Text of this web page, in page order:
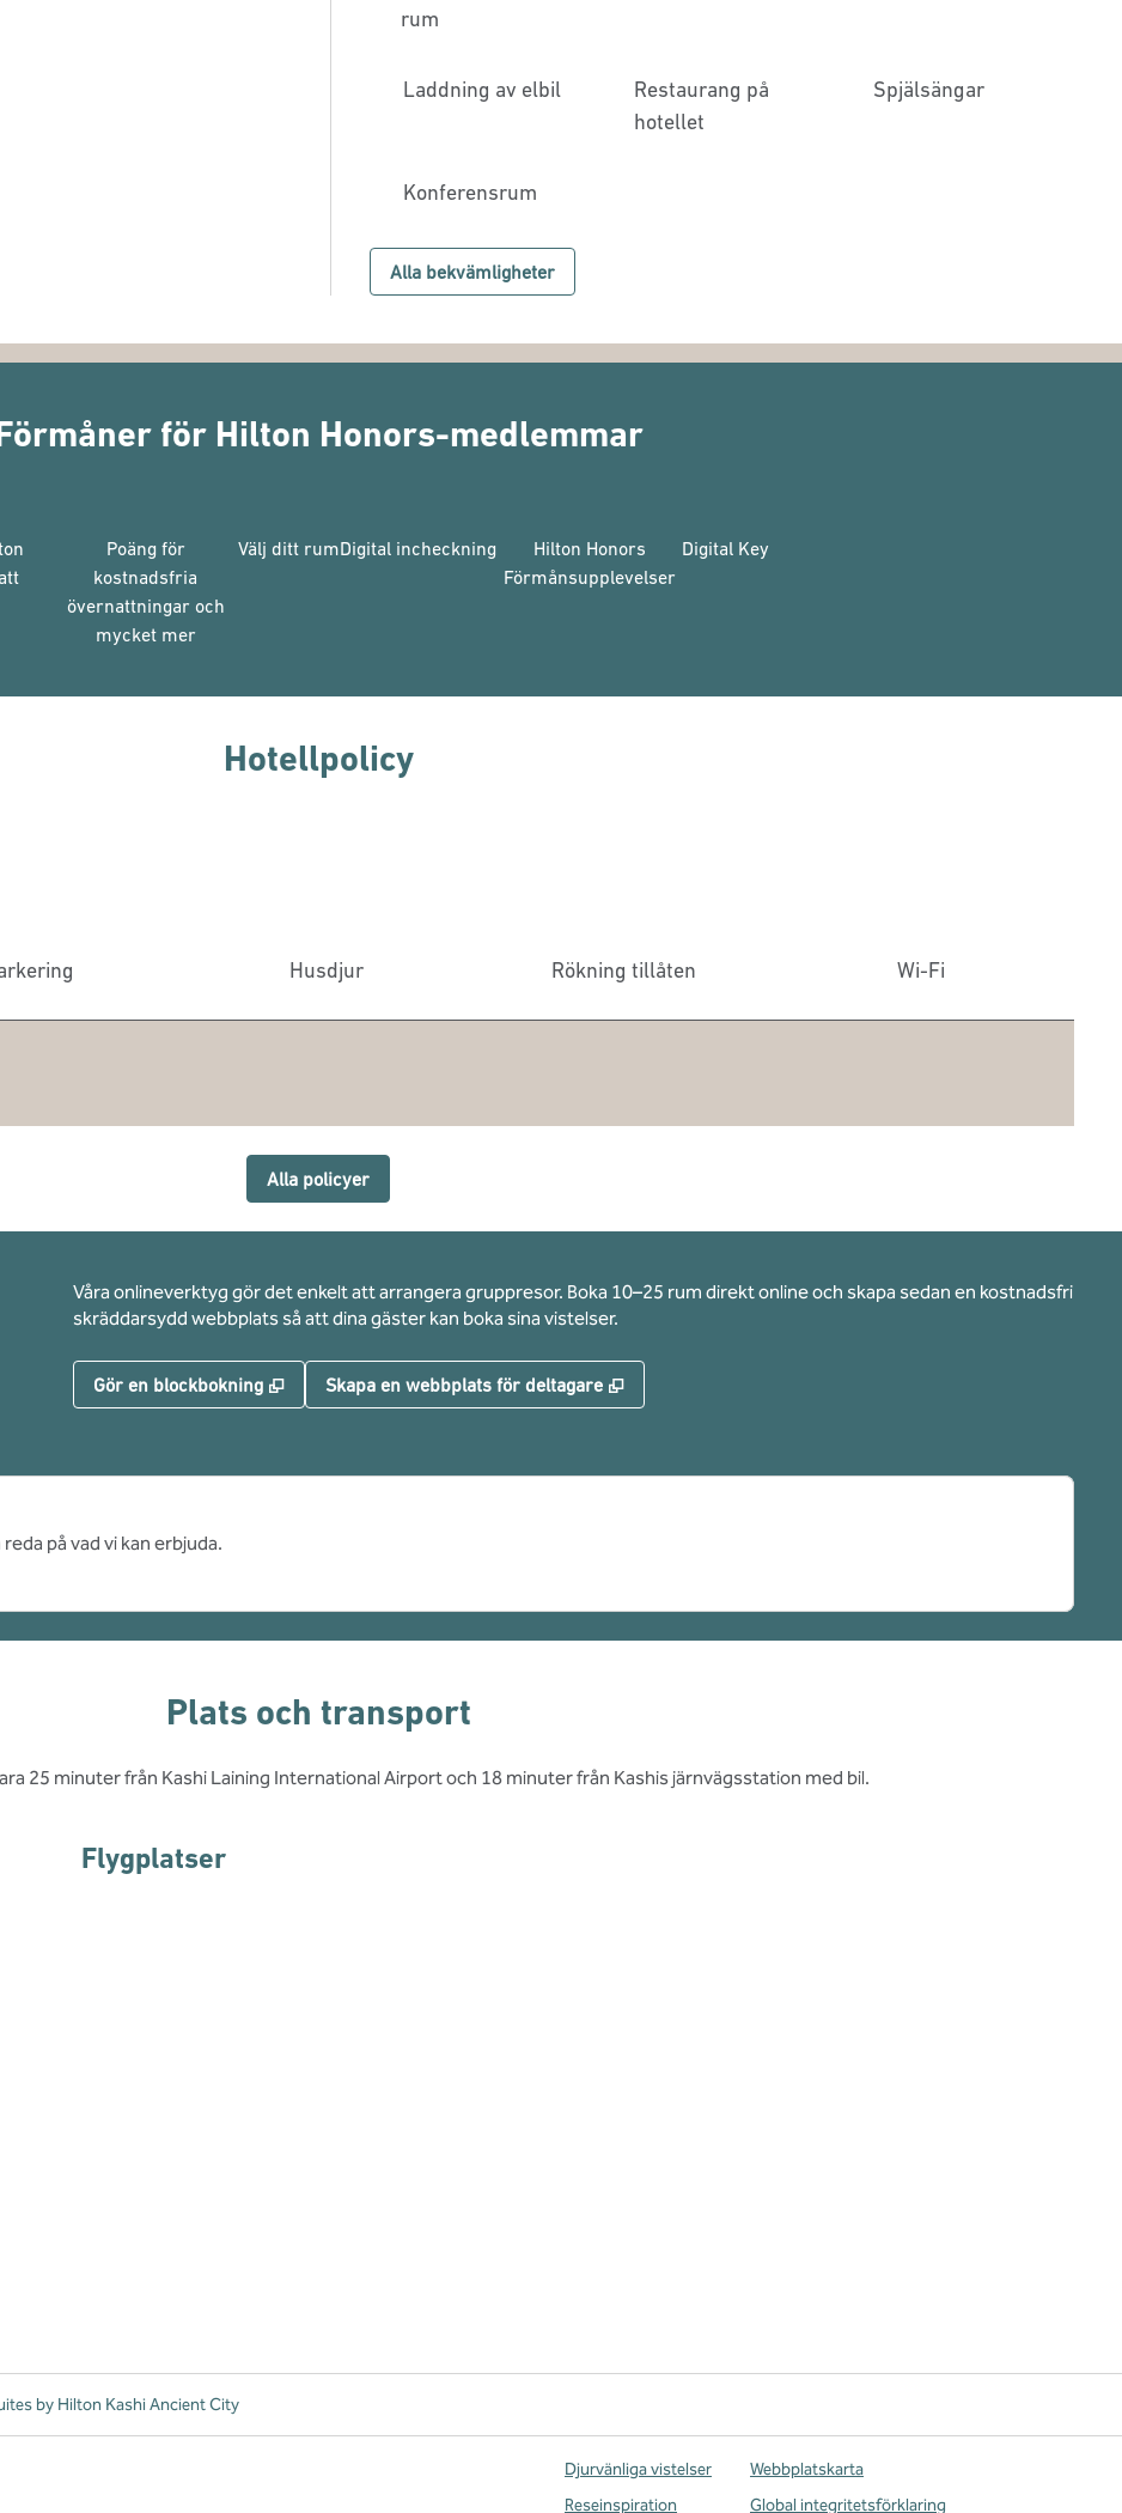
rum
Laddning av elbil
Restaurang på
hotellet
Spjälsängar
Konferensrum
Alla bekvämligheter
för Hilton Honors-medlemmar
Poäng för
kostnadsfria
övernattningar och
mycket mer
Välj ditt rumDigital incheckning
Hilton Honors
Förmånsupplevelser
Digital Key
Hotellpolicy
Husdjur Rökning tillåten Wi-Fi
Alla policyer
Våra onlineverktyg gör det enkelt att arrangera gruppresor. Boka 10–25 rum direkt online och skapa sedan en kostnadsfri
skräddarsydd webbplats så att dina gäster kan boka sina vistelser.
Gör en blockbokning , Öppnas i ny flik
Skapa en webbplats för deltagare ,
på vad vi kan erbjuda.
Plats och transport
25 minuter från Kashi Laining International Airport och 18 minuter från Kashis järnvägsstation med bil.
Flygplatser
by Hilton Kashi Ancient City
Djurvänliga vistelser
Reseinspiration
Webbplatskarta
Global integritetsförklaring